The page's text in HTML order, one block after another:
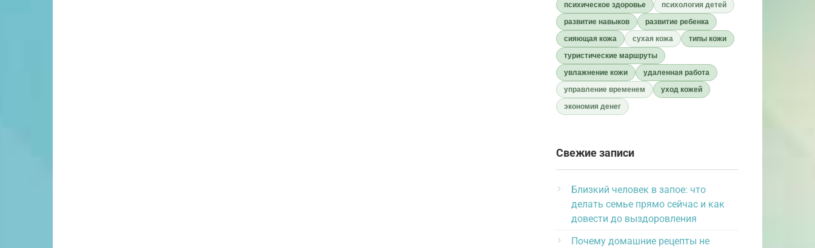
психическое здоровье
психология детей
развитие навыков
развитие ребенка
сияющая кожа
сухая кожа
типы кожи
туристические маршруты
увлажнение кожи
удаленная работа
управление временем
уход кожей
экономия денег
Свежие записи
Близкий человек в запое: что
делать семье прямо сейчас и как
довести до выздоровления
Почему домашние рецепты не